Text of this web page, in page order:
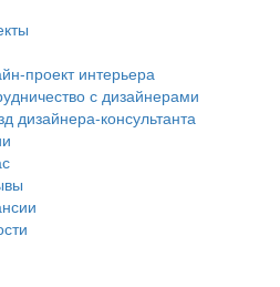
проект интерьера
с дизайнерами
дизайнера-консультанта